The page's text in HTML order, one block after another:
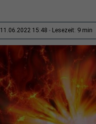
15:48 Lesezeit: 9 min